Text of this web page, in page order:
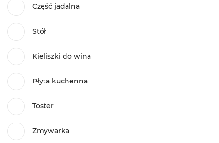
Część jadalna
Stół
Kieliszki do wina
Płyta kuchenna
Toster
Zmywarka